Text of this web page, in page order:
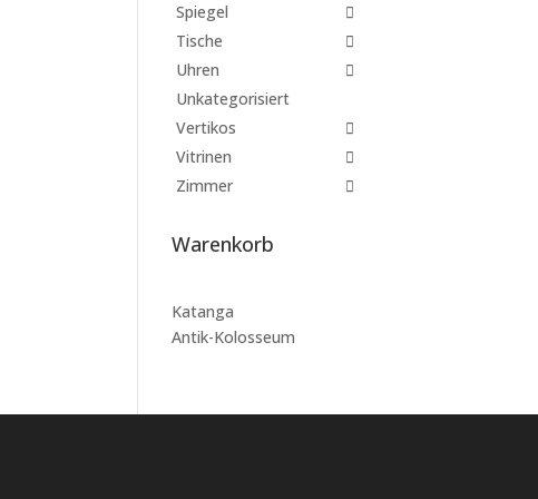
Spiegel
Tische
Uhren
Unkategorisiert
Vertikos
Vitrinen
Zimmer
Warenkorb
Katanga
Antik-Kolosseum